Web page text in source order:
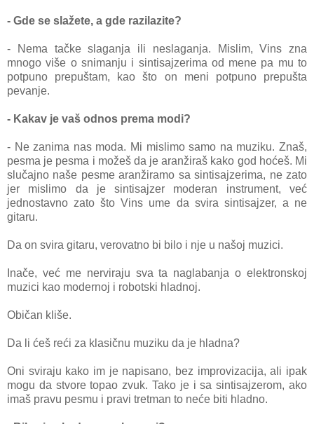
- Gde se slažete, a gde razilazite?
- Nema tačke slaganja ili neslaganja. Mislim, Vins zna
mnogo više o snimanju i sintisajzerima od mene pa mu to
potpuno prepuštam, kao što on meni potpuno prepušta
pevanje.
- Kakav je vaš odnos prema modi?
- Ne zanima nas moda. Mi mislimo samo na muziku. Znaš,
pesma je pesma i možeš da je aranžiraš kako god hoćeš. Mi
slučajno naše pesme aranžiramo sa sintisajzerima, ne zato
jer mislimo da je sintisajzer moderan instrument, već
jednostavno zato što Vins ume da svira sintisajzer, a ne
gitaru.
Da on svira gitaru, verovatno bi bilo i nje u našoj muzici.
Inače, već me nerviraju sva ta naglabanja o elektronskoj
muzici kao modernoj i robotski hladnoj.
Običan kliše.
Da li ćeš reći za klasičnu muziku da je hladna?
Oni sviraju kako im je napisano, bez improvizacija, ali ipak
mogu da stvore topao zvuk. Tako je i sa sintisajzerom, ako
imaš pravu pesmu i pravi tretman to neće biti hladno.